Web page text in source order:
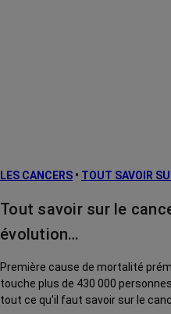
LES CANCERS • TOUT SAVOIR
Tout savoir sur le
évolution…
Première cause de mortalité
touche plus de 430 000
tout ce qu'il faut savoir sur le